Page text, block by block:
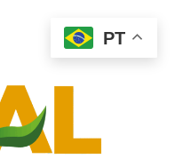
PT